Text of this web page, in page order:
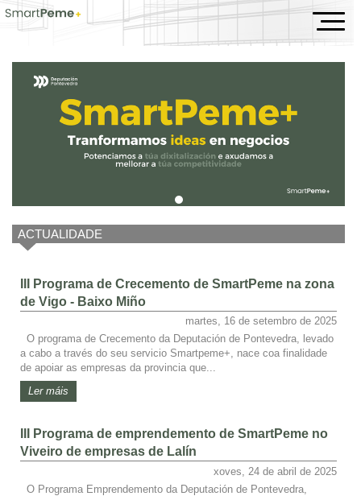
Inicio
ACTUALIDADE
III Programa de Crecemento de SmartPeme na zona
de Vigo - Baixo Miño
martes, 16 de setembro de 2025
O programa de Crecemento da Deputación de Pontevedra, levado
a cabo a través do seu servicio Smartpeme+, nace coa finalidade
de apoiar as empresas da provincia que...
Ler máis
III Programa de emprendemento de SmartPeme no
Viveiro de empresas de Lalín
xoves, 24 de abril de 2025
O Programa Emprendemento da Deputación de Pontevedra,